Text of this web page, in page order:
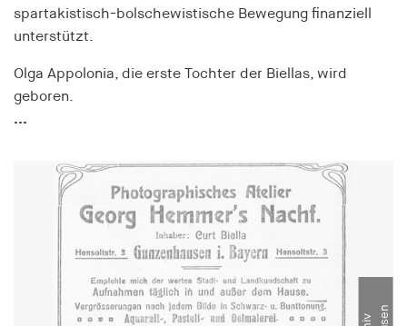
spartakistisch-bolschewistische Bewegung finanziell
unterstützt.
Olga Appolonia, die erste Tochter der Biellas, wird
geboren.
...